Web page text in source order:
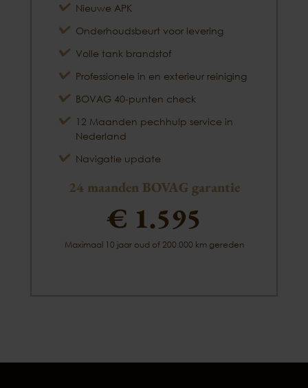
Nieuwe APK
Onderhoudsbeurt voor levering
Volle tank brandstof
Professionele in en exterieur reiniging
BOVAG 40-punten check
12 Maanden pechhulp service in
Nederland
Navigatie update
24 maanden BOVAG garantie
€ 1.595
Maximaal 10 jaar oud of 200.000 km gereden